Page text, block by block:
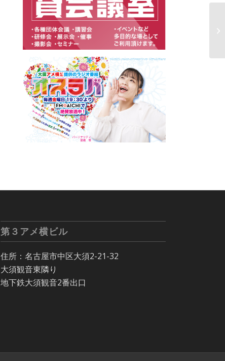
第３アメ横ビル
住所：名古屋市中区大須2-21-32
大須観音東隣り
地下鉄大須観音2番出口